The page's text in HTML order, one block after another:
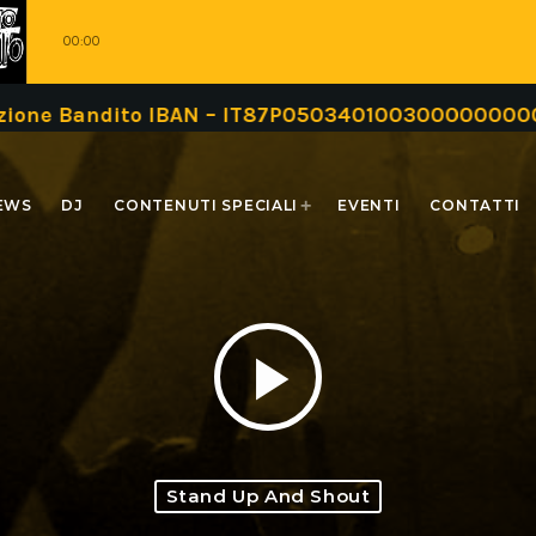
00:00
IBAN – IT87P0503401003000000000999
DJ CONTENUTI SPECIALI EVENTI CONTATTI
play_arrow
Stand Up And Shout